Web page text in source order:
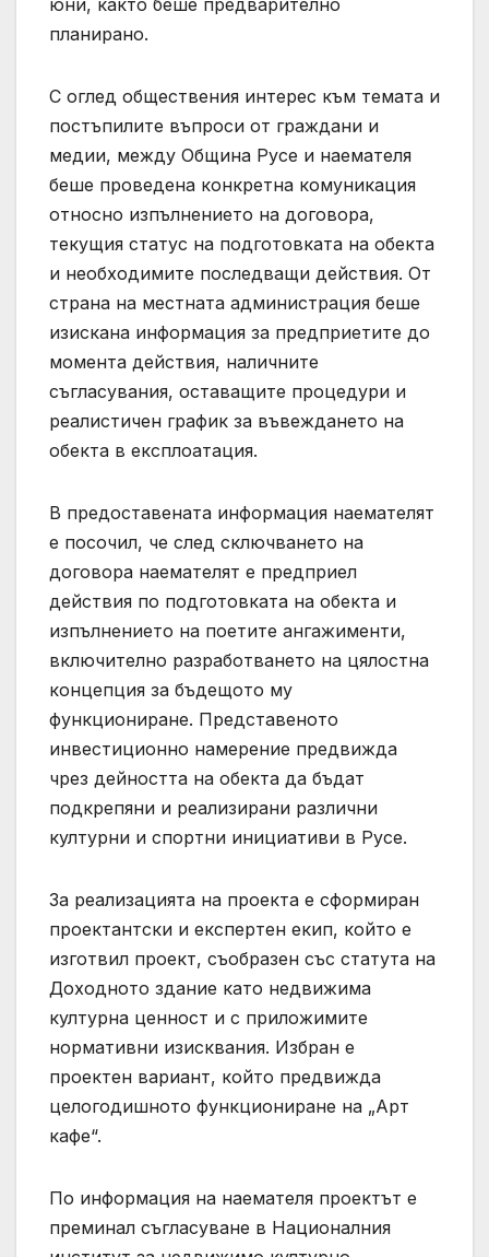
юни, както беше предварително
планирано.
С оглед обществения интерес към темата и
постъпилите въпроси от граждани и
медии, между Община Русе и наемателя
беше проведена конкретна комуникация
относно изпълнението на договора,
текущия статус на подготовката на обекта
и необходимите последващи действия. От
страна на местната администрация беше
изискана информация за предприетите до
момента действия, наличните
съгласувания, оставащите процедури и
реалистичен график за въвеждането на
обекта в експлоатация.
В предоставената информация наемателят
е посочил, че след сключването на
договора наемателят е предприел
действия по подготовката на обекта и
изпълнението на поетите ангажименти,
включително разработването на цялостна
концепция за бъдещото му
функциониране. Представеното
инвестиционно намерение предвижда
чрез дейността на обекта да бъдат
подкрепяни и реализирани различни
културни и спортни инициативи в Русе.
За реализацията на проекта е сформиран
проектантски и експертен екип, който е
изготвил проект, съобразен със статута на
Доходното здание като недвижима
културна ценност и с приложимите
нормативни изисквания. Избран е
проектен вариант, който предвижда
целогодишното функциониране на „Арт
кафе“.
По информация на наемателя проектът е
преминал съгласуване в Националния